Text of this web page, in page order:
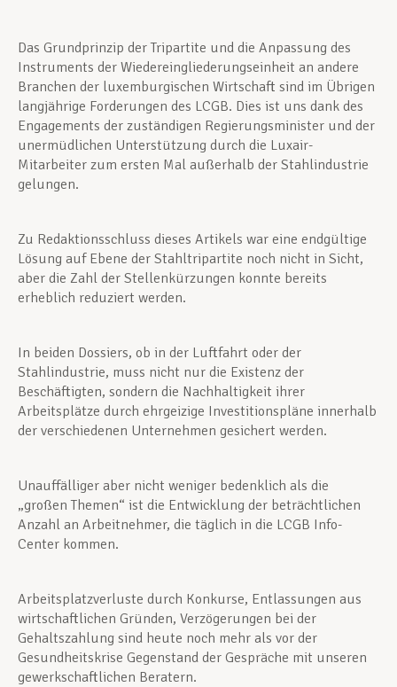
Das Grundprinzip der Tripartite und die Anpassung des
Instruments der Wiedereingliederungseinheit an andere
Branchen der luxemburgischen Wirtschaft sind im Übrigen
langjährige Forderungen des LCGB. Dies ist uns dank des
Engagements der zuständigen Regierungsminister und der
unermüdlichen Unterstützung durch die Luxair-
Mitarbeiter zum ersten Mal außerhalb der Stahlindustrie
gelungen.
Zu Redaktionsschluss dieses Artikels war eine endgültige
Lösung auf Ebene der Stahltripartite noch nicht in Sicht,
aber die Zahl der Stellenkürzungen konnte bereits
erheblich reduziert werden.
In beiden Dossiers, ob in der Luftfahrt oder der
Stahlindustrie, muss nicht nur die Existenz der
Beschäftigten, sondern die Nachhaltigkeit ihrer
Arbeitsplätze durch ehrgeizige Investitionspläne innerhalb
der verschiedenen Unternehmen gesichert werden.
Unauffälliger aber nicht weniger bedenklich als die
„großen Themen“ ist die Entwicklung der beträchtlichen
Anzahl an Arbeitnehmer, die täglich in die LCGB Info-
Center kommen.
Arbeitsplatzverluste durch Konkurse, Entlassungen aus
wirtschaftlichen Gründen, Verzögerungen bei der
Gehaltszahlung sind heute noch mehr als vor der
Gesundheitskrise Gegenstand der Gespräche mit unseren
gewerkschaftlichen Beratern.